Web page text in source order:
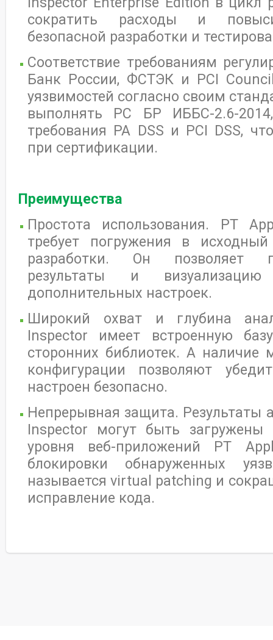
сократить расходы и
безопасной разработки и
Соответствие требованиям
Банк России, ФСТЭК и PCI
уязвимостей согласно своим
выполнять РС БР ИББС-2.6-
требования PA DSS и PCI DSS,
при сертификации.
Преимущества
Простота использования. PT
требует погружения в
разработки. Он позволяет
результаты и
дополнительных настроек.
Широкий охват и глубина
Inspector имеет встроенную
сторонних библиотек. А наличие
конфигурации позволяют
настроен безопасно.
Непрерывная защита. Результаты
Inspector могут быть загружены
уровня веб-приложений PT
блокировки обнаруженных
называется virtual patching и
исправление кода.